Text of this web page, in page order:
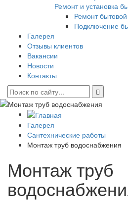
Ремонт и установка
Ремонт бытовой
Подключение
Галерея
Отзывы клиентов
Вакансии
Новости
Контакты
Галерея
Сантехнические работы
Монтаж труб водоснабжения
Монтаж труб